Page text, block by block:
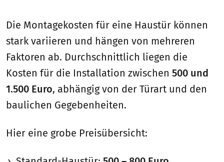
Die Montagekosten für eine Haustür können
stark variieren und hängen von mehreren
Faktoren ab. Durchschnittlich liegen die
Kosten für die Installation zwischen 500 und
1.500 Euro, abhängig von der Türart und den
baulichen Gegebenheiten.
Hier eine grobe Preisübersicht: